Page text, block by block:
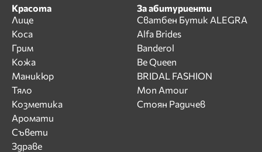
Красота
Лице
Коса
Грим
Кожа
Маникюр
Тяло
Козметика
Аромати
Съвети
Здраве
За абитуриенти
Сватбен Бутик ALEGRA
Alfa Brides
Banderol
Be Queen
BRIDAL FASHION
Mon Amour
Стоян Радичев